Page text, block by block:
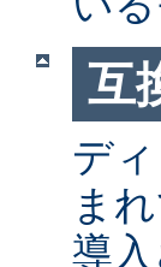
互
デ
ま
導